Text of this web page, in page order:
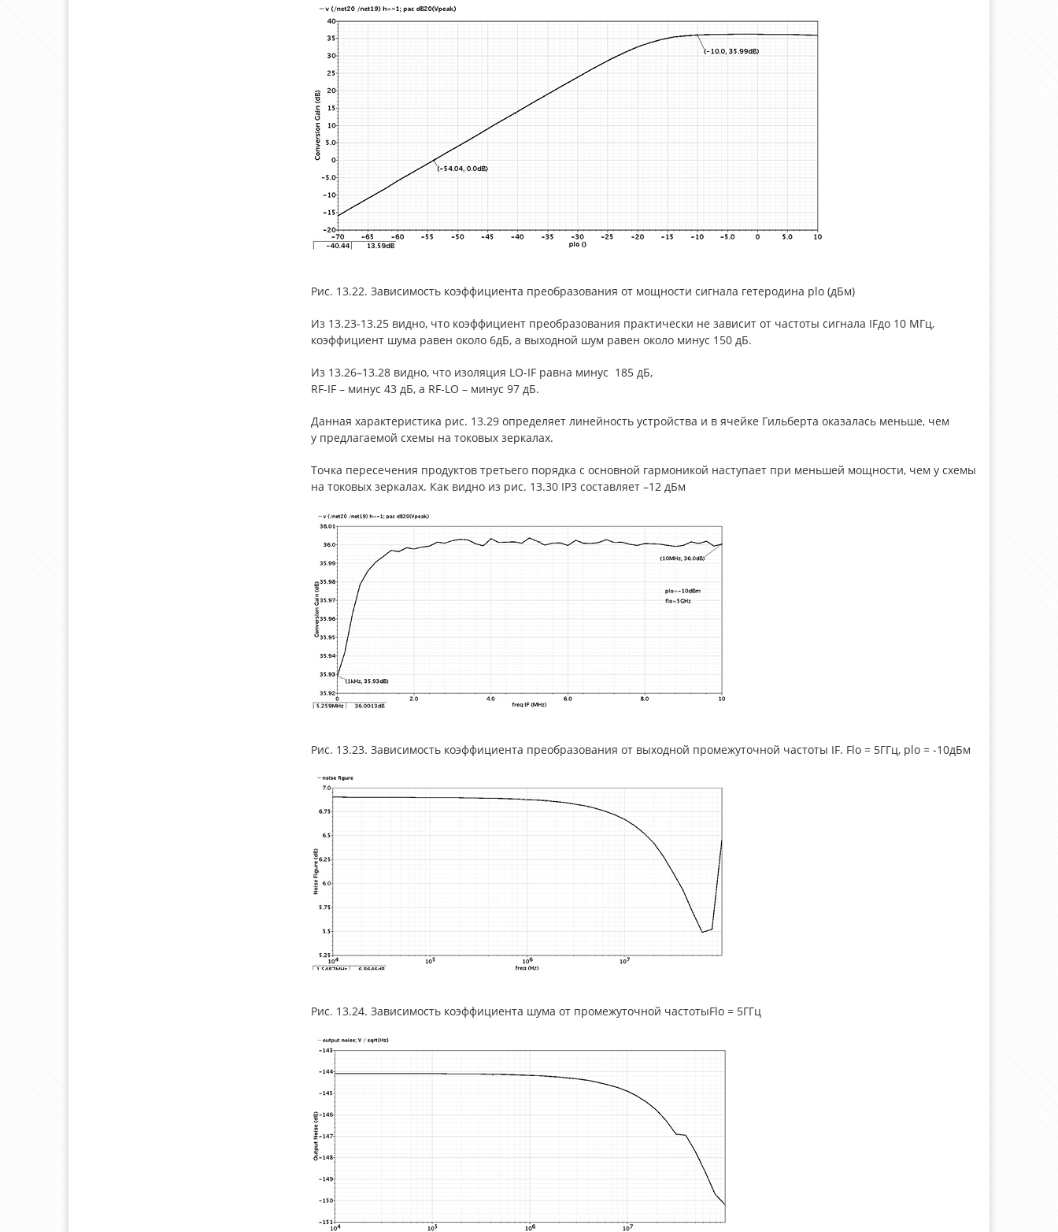
Рис. 13.22. Зависимость коэффициента преобразования от мощности сигнала гетеродина plo (дБм)
Из 13.23-13.25 видно, что коэффициент преобразования практически не зависит от частоты сигнала IFдо 10 МГц,
коэффициент шума равен около 6дБ, а выходной шум равен около минус 150 дБ.
Из 13.26–13.28 видно, что изоляция LO-IF равна минус 185 дБ,
RF-IF – минус 43 дБ, а RF-LO – минус 97 дБ.
Данная характеристика рис. 13.29 определяет линейность устройства и в ячейке Гильберта оказалась меньше, чем
у предлагаемой схемы на токовых зеркалах.
Точка пересечения продуктов третьего порядка с основной гармоникой наступает при меньшей мощности, чем у схемы
на токовых зеркалах. Как видно из рис. 13.30 IP3 составляет –12 дБм
Рис. 13.23. Зависимость коэффициента преобразования от выходной промежуточной частоты IF. Flo = 5ГГц, plo = -10дБм
Рис. 13.24. Зависимость коэффициента шума от промежуточной частотыFlo = 5ГГц